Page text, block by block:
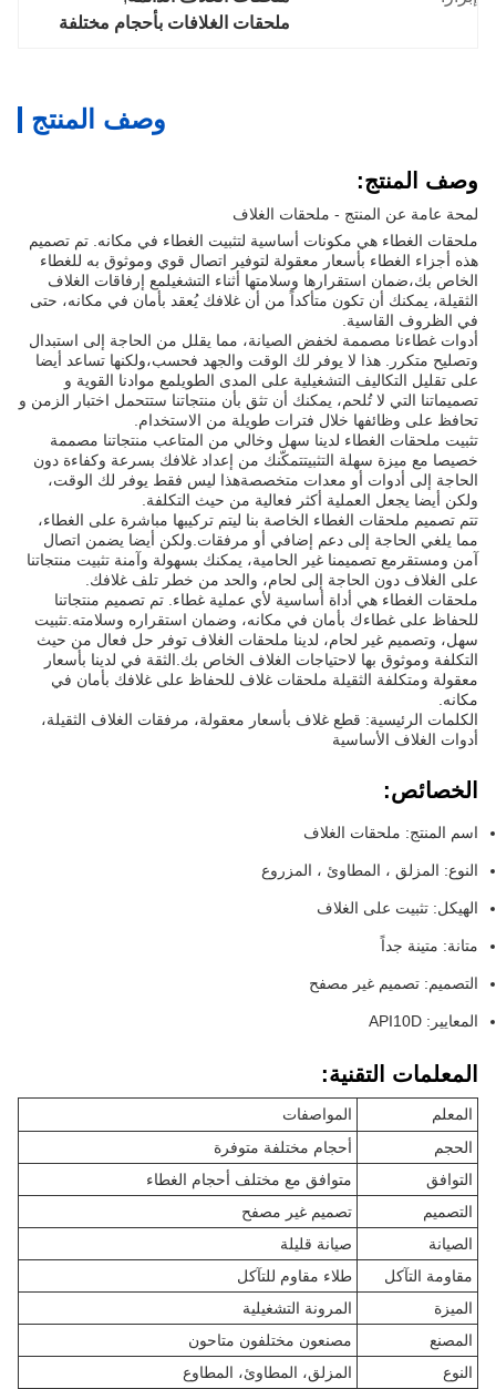
ملحقات الغلافات بأحجام مختلفة
وصف المنتج
وصف المنتج:
لمحة عامة عن المنتج - ملحقات الغلاف
ملحقات الغطاء هي مكونات أساسية لتثبيت الغطاء في مكانه. تم تصميم
هذه أجزاء الغطاء بأسعار معقولة لتوفير اتصال قوي وموثوق به للغطاء
الخاص بك،ضمان استقرارها وسلامتها أثناء التشغيلمع إرفاقات الغلاف
الثقيلة، يمكنك أن تكون متأكداً من أن غلافك يُعقد بأمان في مكانه، حتى
في الظروف القاسية.
أدوات غطاءنا مصممة لخفض الصيانة، مما يقلل من الحاجة إلى استبدال
وتصليح متكرر. هذا لا يوفر لك الوقت والجهد فحسب،ولكنها تساعد أيضا
على تقليل التكاليف التشغيلية على المدى الطويلمع موادنا القوية و
تصميماتنا التي لا تُلحم، يمكنك أن تثق بأن منتجاتنا ستتحمل اختبار الزمن و
تحافظ على وظائفها خلال فترات طويلة من الاستخدام.
تثبيت ملحقات الغطاء لدينا سهل وخالي من المتاعب منتجاتنا مصممة
خصيصا مع ميزة سهلة التثبيتتمكّنك من إعداد غلافك بسرعة وكفاءة دون
الحاجة إلى أدوات أو معدات متخصصةهذا ليس فقط يوفر لك الوقت،
ولكن أيضا يجعل العملية أكثر فعالية من حيث التكلفة.
تتم تصميم ملحقات الغطاء الخاصة بنا ليتم تركيبها مباشرة على الغطاء،
مما يلغي الحاجة إلى دعم إضافي أو مرفقات.ولكن أيضا يضمن اتصال
آمن ومستقرمع تصميمنا غير الحامية، يمكنك بسهولة وآمنة تثبيت منتجاتنا
على الغلاف دون الحاجة إلى لحام، والحد من خطر تلف غلافك.
ملحقات الغطاء هي أداة أساسية لأي عملية غطاء. تم تصميم منتجاتنا
للحفاظ على غطاءك بأمان في مكانه، وضمان استقراره وسلامته.تثبيت
سهل، وتصميم غير لحام، لدينا ملحقات الغلاف توفر حل فعال من حيث
التكلفة وموثوق بها لاحتياجات الغلاف الخاص بك.الثقة في لدينا بأسعار
معقولة ومتكلفة الثقيلة ملحقات غلاف للحفاظ على غلافك بأمان في
مكانه.
الكلمات الرئيسية: قطع غلاف بأسعار معقولة، مرفقات الغلاف الثقيلة،
أدوات الغلاف الأساسية
الخصائص:
اسم المنتج: ملحقات الغلاف
النوع: المزلق ، المطاوئ ، المزروع
الهيكل: تثبيت على الغلاف
متانة: متينة جداً
التصميم: تصميم غير مصفح
المعايير: API10D
المعلمات التقنية:
المعلم
المواصفات
الحجم
أحجام مختلفة متوفرة
التوافق
متوافق مع مختلف أحجام الغطاء
التصميم
تصميم غير مصفح
الصيانة
صيانة قليلة
مقاومة التآكل
طلاء مقاوم للتآكل
الميزة
المرونة التشغيلية
المصنع
مصنعون مختلفون متاحون
النوع
المزلق، المطاوئ، المطاوع